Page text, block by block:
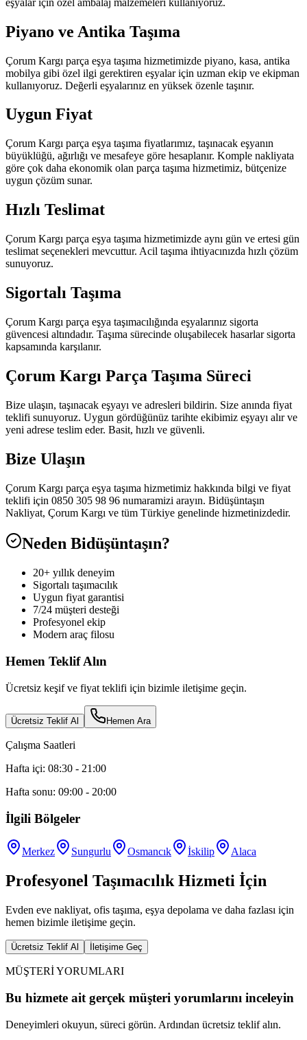
Piyano ve Antika Taşıma
Çorum Kargı parça eşya taşıma hizmetimizde piyano, kasa, antika
mobilya gibi özel ilgi gerektiren eşyalar için uzman ekip ve ekipman
kullanıyoruz. Değerli eşyalarınız en yüksek özenle taşınır.
Uygun Fiyat
Çorum Kargı parça eşya taşıma fiyatlarımız, taşınacak eşyanın
büyüklüğü, ağırlığı ve mesafeye göre hesaplanır. Komple nakliyata
göre çok daha ekonomik olan parça taşıma hizmetimiz, bütçenize
uygun çözüm sunar.
Hızlı Teslimat
Çorum Kargı parça eşya taşıma hizmetimizde aynı gün ve ertesi gün
teslimat seçenekleri mevcuttur. Acil taşıma ihtiyacınızda hızlı çözüm
sunuyoruz.
Sigortalı Taşıma
Çorum Kargı parça eşya taşımacılığında eşyalarınız sigorta
güvencesi altındadır. Taşıma sürecinde oluşabilecek hasarlar sigorta
kapsamında karşılanır.
Çorum Kargı Parça Taşıma Süreci
Bize ulaşın, taşınacak eşyayı ve adresleri bildirin. Size anında fiyat
teklifi sunuyoruz. Uygun gördüğünüz tarihte ekibimiz eşyayı alır ve
yeni adrese teslim eder. Basit, hızlı ve güvenli.
Bize Ulaşın
Çorum Kargı parça eşya taşıma hizmetimiz hakkında bilgi ve fiyat
teklifi için 0850 305 98 96 numaramizi arayın. Bidüşüntaşın
Nakliyat, Çorum Kargı ve tüm Türkiye genelinde hizmetinizdedir.
Neden Bidüşüntaşın?
20+ yıllık deneyim
Sigortalı taşımacılık
Uygun fiyat garantisi
7/24 müşteri desteği
Profesyonel ekip
Modern araç filosu
Hemen Teklif Alın
Ücretsiz keşif ve fiyat teklifi için bizimle iletişime geçin.
Ücretsiz Teklif Al Hemen Ara
Çalışma Saatleri
Hafta içi: 08:30 - 21:00
Hafta sonu: 09:00 - 20:00
İlgili Bölgeler
Merkez Sungurlu Osmancık İskilip Alaca
Profesyonel Taşımacılık Hizmeti İçin
Evden eve nakliyat, ofis taşıma, eşya depolama ve daha fazlası için
hemen bizimle iletişime geçin.
Ücretsiz Teklif Al İletişime Geç
MÜŞTERİ YORUMLARI
Bu hizmete ait gerçek müşteri yorumlarını inceleyin
Deneyimleri okuyun, süreci görün. Ardından ücretsiz teklif alın.